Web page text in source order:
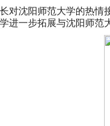
对沈阳师范大学的热情
进一步拓展与沈阳师范